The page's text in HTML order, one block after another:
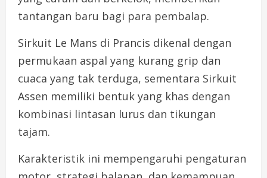
tantangan baru bagi para pembalap.
Sirkuit Le Mans di Prancis dikenal dengan
permukaan aspal yang kurang grip dan
cuaca yang tak terduga, sementara Sirkuit
Assen memiliki bentuk yang khas dengan
kombinasi lintasan lurus dan tikungan
tajam.
Karakteristik ini mempengaruhi pengaturan